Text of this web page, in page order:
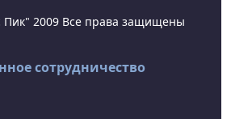
2009 Все права защищены
сотрудничество